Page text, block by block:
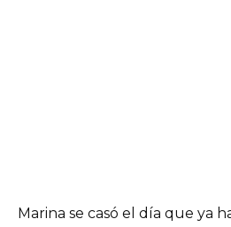
Marina se casó el día que ya